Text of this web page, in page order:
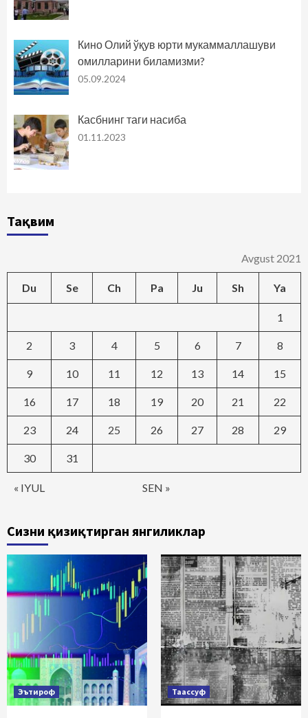
Кино Олий ўқув юрти мукаммаллашуви
омилларини биламизми?
05.09.2024
Касбнинг таги насиба
01.11.2023
Тақвим
Avgust 2021
Du Se Ch Pa Ju Sh Ya
« IYUL SEN »
1
2 3 4 5 6 7 8
9 10 11 12 13 14 15
16 17 18 19 20 21 22
23 24 25 26 27 28 29
30 31
Сизни қизиқтирган янгиликлар
Эътироф Таассуф